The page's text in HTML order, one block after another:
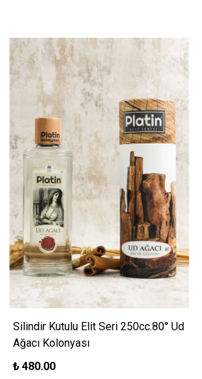
Silindir Kutulu Elit Seri 250cc.80° Ud
Ağacı Kolonyası
₺480.00